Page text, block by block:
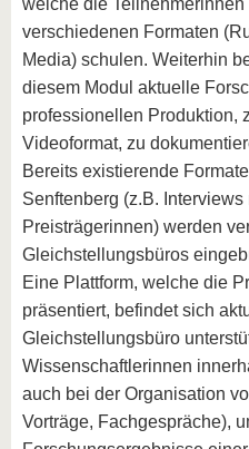
welche die
verschiedenen Formaten
Media) schulen. Weiterhin
diesem Modul aktuelle
professionellen Produktion,
Videoformat, zu
Bereits existierende
Senftenberg (z.B. Interviews
Preisträgerinnen) werden
Gleichstellungsbüros
Eine Plattform, welche die
präsentiert, befindet sich
Gleichstellungsbüro
Wissenschaftlerinnen
auch bei der Organisation
Vorträge, Fachgespräche),